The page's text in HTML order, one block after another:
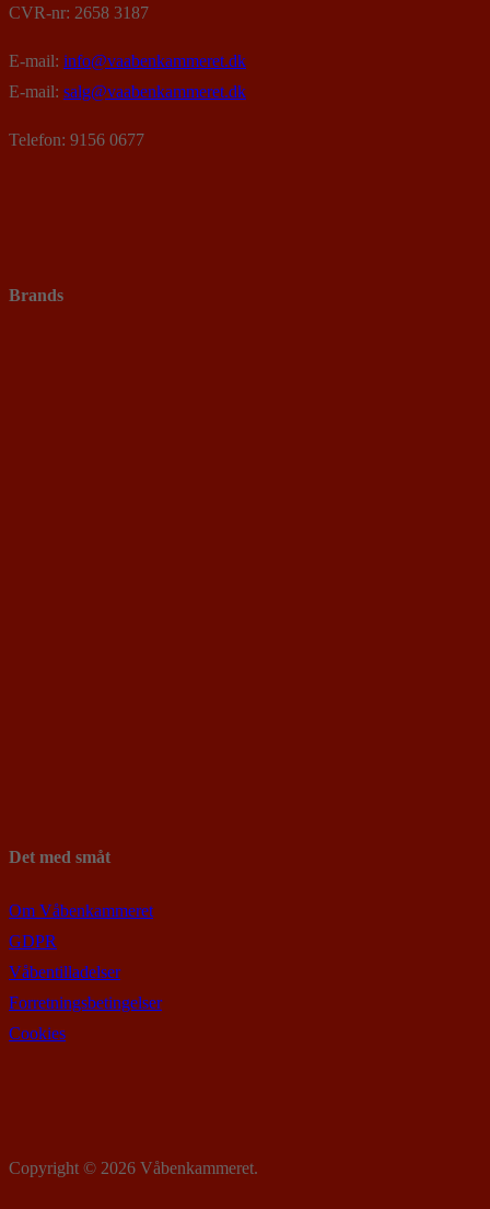
CVR-nr: 2658 3187
E-mail: info@vaabenkammeret.dk
E-mail: salg@vaabenkammeret.dk
Telefon: 9156 0677
Brands
Det med småt
Om Våbenkammeret
GDPR
Våbentilladelser
Forretningsbetingelser
Cookies
Copyright © 2026 Våbenkammeret.